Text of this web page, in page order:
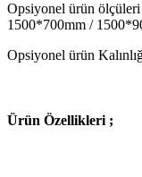
Opsiyonel ürün
1500*700mm /
Opsiyonel ürün
Ürün Özellikleri ;